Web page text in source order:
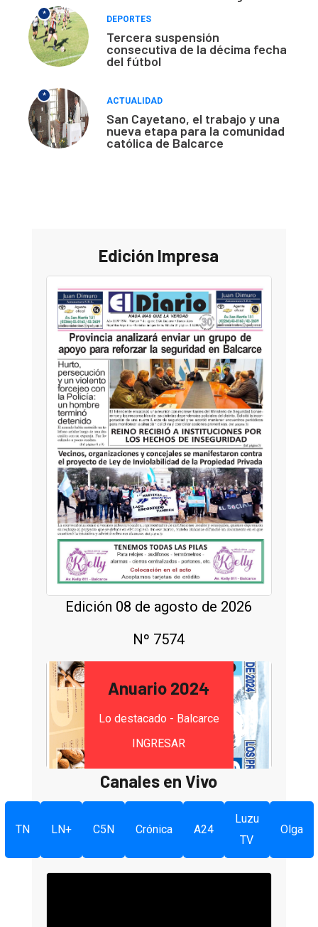
*
DEPORTES
Tercera suspensión
consecutiva de la décima fecha
del fútbol
*
ACTUALIDAD
San Cayetano, el trabajo y una
nueva etapa para la comunidad
católica de Balcarce
Edición Impresa
Edición 08 de agosto de 2026
Nº 7574
Anuario 2024
Lo destacado - Balcarce
INGRESAR
Canales en Vivo
TN LN+ C5N Crónica A24
Luzu
TV
Olga